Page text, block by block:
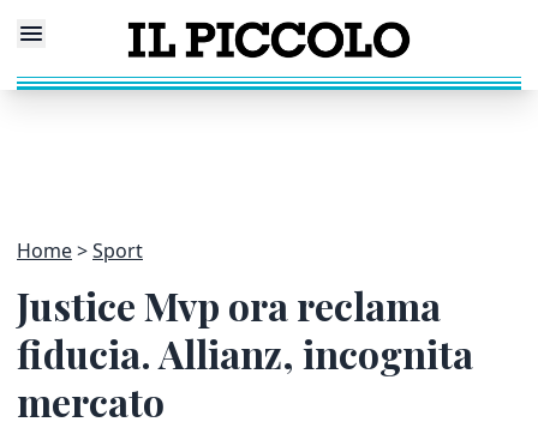
Home Sport
Justice Mvp ora reclama
fiducia. Allianz, incognita
mercato